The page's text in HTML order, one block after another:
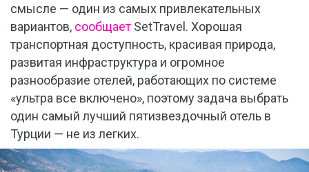
смысле — один из самых привлекательных
вариантов, сообщает SetTravel. Хорошая
транспортная доступность, красивая природа,
развитая инфраструктура и огромное
разнообразие отелей, работающих по системе
«ультра все включено», поэтому задача выбрать
один самый лучший пятизвездочный отель в
Турции — не из легких.